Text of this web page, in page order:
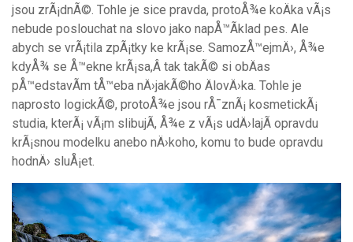
jsou zrÃ¡dnÃ©. Tohle je sice pravda, protoÅ¾e koÄka vÃ¡s
nebude poslouchat na slovo jako napÅ™Ã­klad pes. Ale
abych se vrÃ¡tila zpÃ¡tky ke krÃ¡se. SamozÅ™ejmÄ›, Å¾e
kdyÅ¾ se Å™ekne krÃ¡sa,Â tak takÃ© si obÄas
pÅ™edstavÃ­m tÅ™eba nÄ›jakÃ©ho ÄlovÄ›ka. Tohle je
naprosto logickÃ©, protoÅ¾e jsou rÅ¯znÃ¡ kosmetickÃ¡
studia, kterÃ¡ vÃ¡m slibujÃ­, Å¾e z vÃ¡s udÄ›lajÃ­ opravdu
krÃ¡snou modelku anebo nÄ›koho, komu to bude opravdu
hodnÄ› sluÅ¡et.